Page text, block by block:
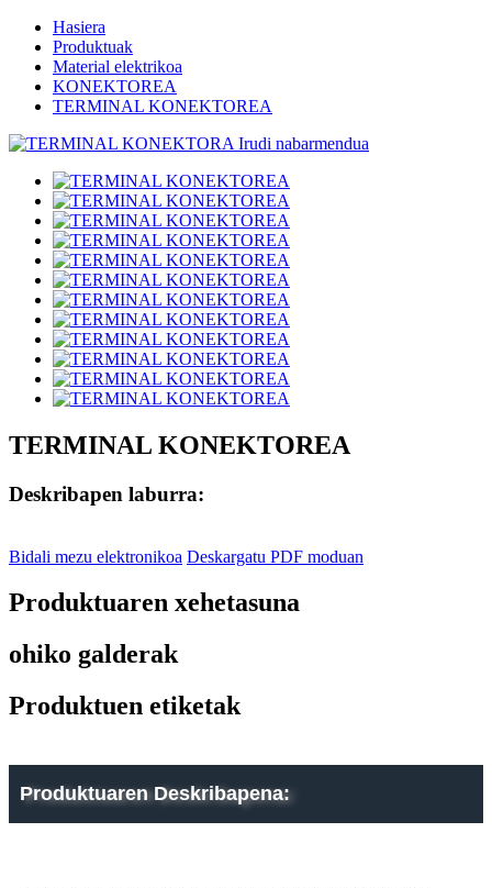
Hasiera
Produktuak
Material elektrikoa
KONEKTOREA
TERMINAL KONEKTOREA
TERMINAL KONEKTOREA
Deskribapen laburra:
Bidali mezu elektronikoa Deskargatu PDF moduan
Produktuaren xehetasuna
ohiko galderak
Produktuen etiketak
Produktuaren Deskribapena: